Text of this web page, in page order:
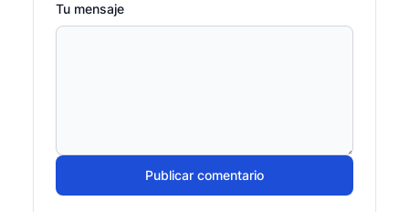
Tu mensaje
Publicar comentario